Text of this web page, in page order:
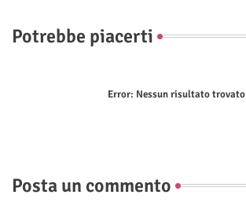
Potrebbe piacerti
Error: Nessun risultato trovato
Posta un commento